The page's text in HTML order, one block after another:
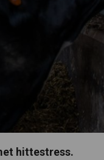
hittestress.